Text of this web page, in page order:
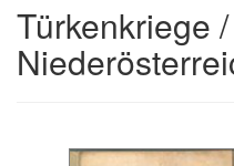
Türkenkriege /